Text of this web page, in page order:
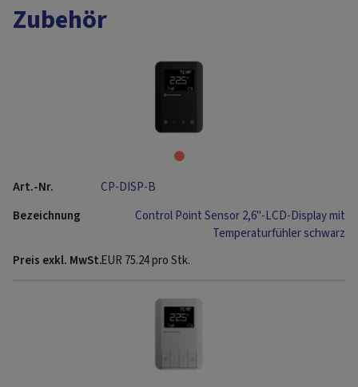
Zubehör
CP-DISP-B
Control Point Sensor 2,6"-LCD-Display mit
Temperaturfühler schwarz
EUR 75.24pro Stk.